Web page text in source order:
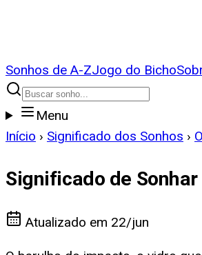
Sonhos de A-ZJogo do Bicho
Menu
Início › Significado dos Sonhos ›
Significado de
Atualizado em 22/jun